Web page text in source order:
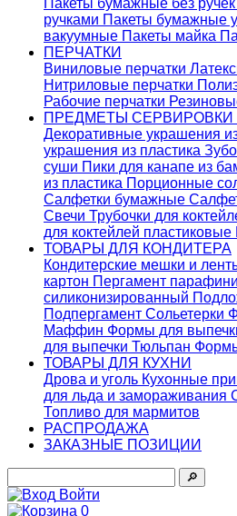
Пакеты бумажные без ручек
ручками Пакеты бумажные
вакуумные Пакеты майка
ПЕРЧАТКИ
Виниловые перчатки
Нитриловые перчатки
Рабочие перчатки
ПРЕДМЕТЫ СЕРВИРОВКИ
Декоративные украшения
украшения из пластика
суши Пики для канапе из
из пластика Порционные
Салфетки бумажные
Свечи Трубочки для
для коктейлей пластиковые
ТОВАРЫ ДЛЯ КОНДИТЕРА
Кондитерские мешки и
картон Пергамент
силиконизированный
Подпергамент Сольетерки
Маффин Формы для
для выпечки Тюльпан
ТОВАРЫ ДЛЯ КУХНИ
Дрова и уголь Кухонные
для льда и замораживания
Топливо для мармитов
РАСПРОДАЖА
ЗАКАЗНЫЕ ПОЗИЦИИ
🔎︎
Войти
0